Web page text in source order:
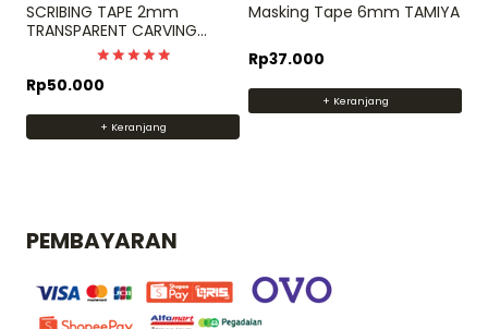
SCRIBING TAPE 2mm
TRANSPARENT CARVING
GUIDE SCALE dymo tape
Dinilai
5.00
Rp50.000
+ Keranjang
Masking Tape 6mm TAMIYA
Rp37.000
+ Keranjang
PEMBAYARAN